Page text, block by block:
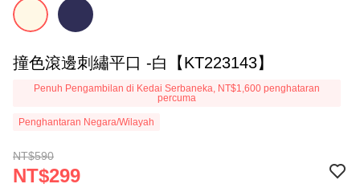
撞色滾邊刺繡平口 -白【KT223143】
Penuh Pengambilan di Kedai Serbaneka, NT$1,600 penghataran
percuma
Penghantaran Negara/Wilayah
NT$590
NT$299